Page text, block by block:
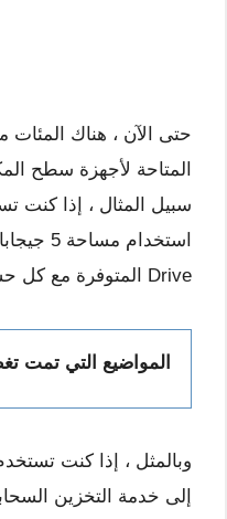
حتى الآن ، هناك المئات
المتاحة لأجهزة سطح
سبيل المثال ، إذا كنت
Drive المتوفرة مع كل حساب Google مجاني.
المواضيع التي تمت